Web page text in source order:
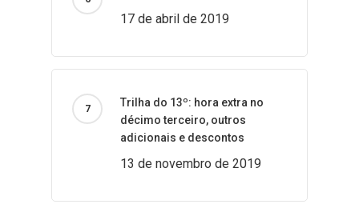
17 de abril de 2019
Trilha do 13º: hora extra no
décimo terceiro, outros
adicionais e descontos
13 de novembro de 2019